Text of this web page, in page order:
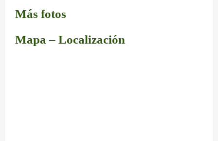
Más fotos
Mapa – Localización